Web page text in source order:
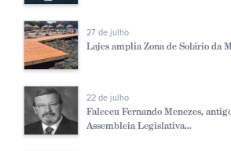
27 de julho
Lajes amplia Zona de Solário da
22 de julho
Faleceu Fernando Menezes,
Assembleia Legislativa...